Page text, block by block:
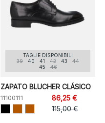
TAGLIE DISPONIBILI
39
40 41 42 43
44
45
46
ZAPATO BLUCHER CLÁSICO
11100111
86,25 €
115,00 €